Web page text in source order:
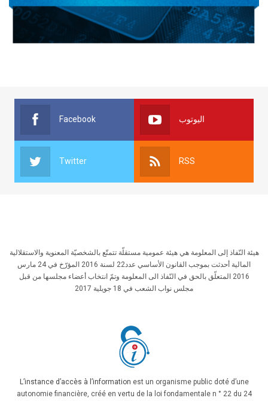
Facebook اليوتوب
Twitter RSS
هيئة النّفاذ إلى المعلومة هي هيئة عمومية مستقلّة تتمتّع بالشخصيّة المعنوية والاستقلالية
المالية أحدثت بموجب القانون الأساسي عدد22 لسنة 2016 المؤرّخ في 24 مارس
2016 المتعلّق بالحق في النّفاذ الى المعلومة وتمّ انتخاب أعضاء مجلسها من قبل
مجلس نواب الشعب في 18 جويلية 2017
L’instance d’accès à l’information est un organisme public doté d’une
autonomie financière, créé en vertu de la loi fondamentale n ° 22 du 24